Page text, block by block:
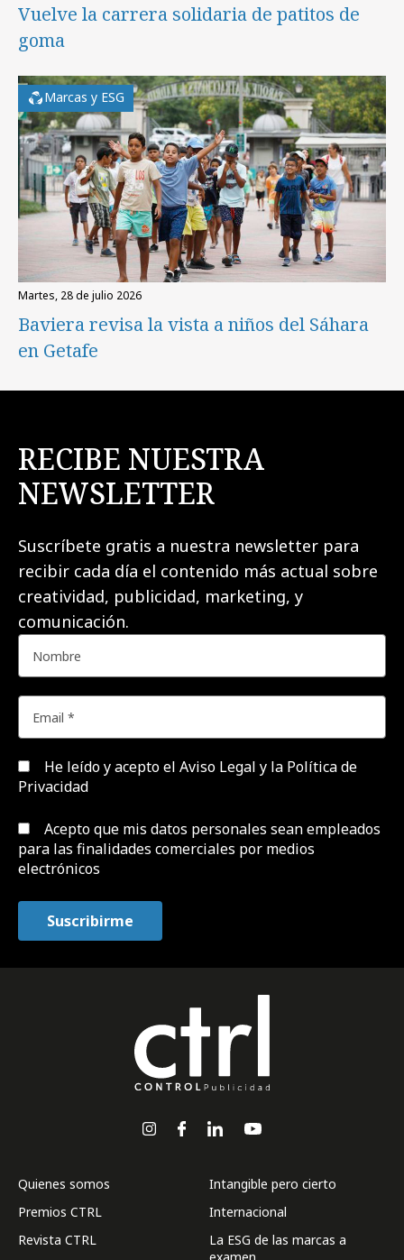
Vuelve la carrera solidaria de patitos de
goma
Marcas y ESG
martes, 28 de julio 2026
Baviera revisa la vista a niños del Sáhara
en Getafe
RECIBE NUESTRA
NEWSLETTER
Suscríbete gratis a nuestra newsletter para
recibir cada día el contenido más actual sobre
creatividad, publicidad, marketing, y
comunicación.
He leído y acepto el Aviso Legal y la Política de
Privacidad
Acepto que mis datos personales sean empleados
para las finalidades comerciales por medios
electrónicos
Quienes somos
Premios CTRL
Revista CTRL
Intangible pero cierto
Internacional
La ESG de las marcas a